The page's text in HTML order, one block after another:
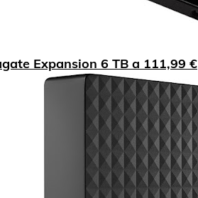
Expansion 6 TB a 111,99 €